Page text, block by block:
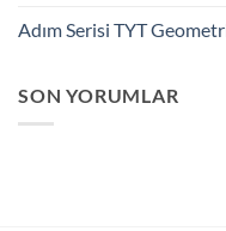
Adım Serisi TYT
SON YORUMLAR